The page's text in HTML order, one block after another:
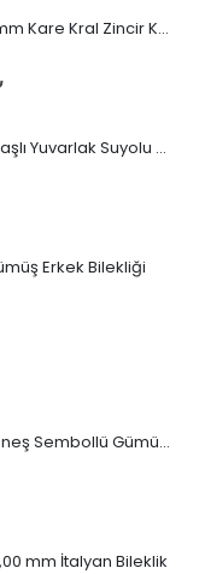
14 Ayar Altın Kaplama 2 mm Kare Kral Zincir Kolye
925 Ayar Gümüş Zirkon Taşlı Yuvarlak Suyolu Bileklik
Erkek Bilekliği
Mardin Hasırı El İşçiliği Güneş Sembollü Gümüş Erkek Bileklik
mm İtalyan Bileklik